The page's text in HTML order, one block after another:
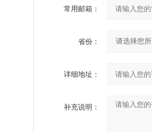
常用邮箱：
省份：
详细地址：
补充说明：